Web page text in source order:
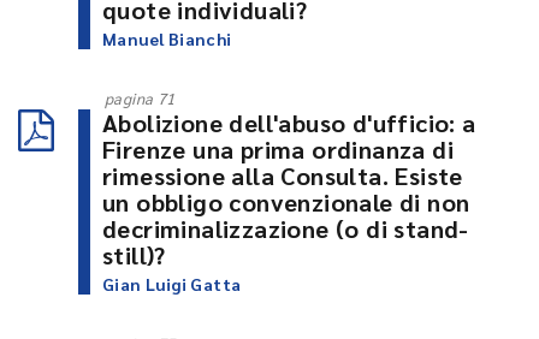
quote individuali?
Manuel Bianchi
pagina 71
Abolizione dell'abuso d'ufficio: a
Firenze una prima ordinanza di
rimessione alla Consulta. Esiste
un obbligo convenzionale di non
decriminalizzazione (o di stand-
still)?
Gian Luigi Gatta